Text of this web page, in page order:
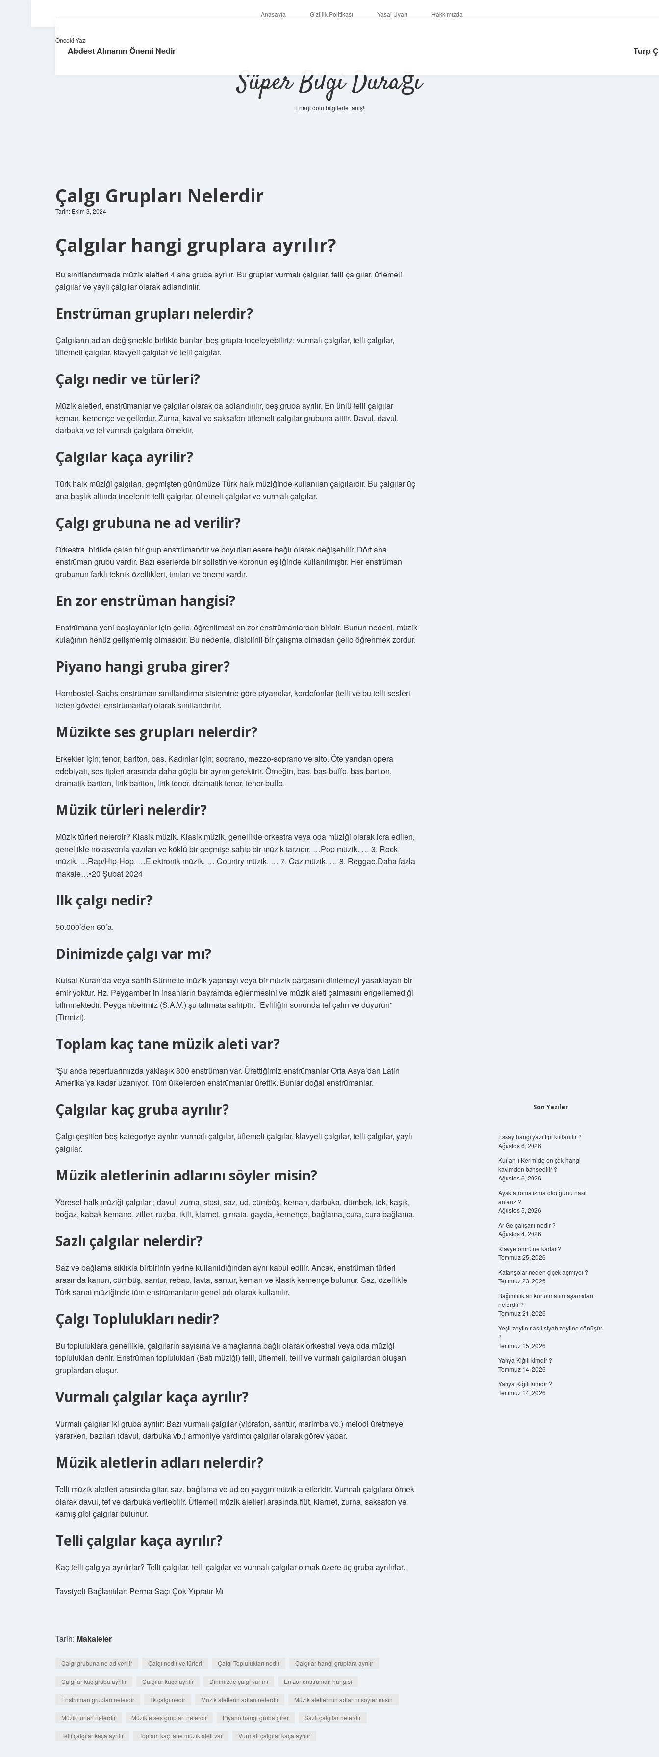
Anasayfa Gizlilik Politikası Yasal Uyarı Hakkımızda
Süper Bilgi Durağı
Enerji dolu bilgilerle tanış!
Çalgı Grupları Nelerdir
Tarih: Ekim 3, 2024
Çalgılar hangi gruplara ayrılır?
Bu sınıflandırmada müzik aletleri 4 ana gruba ayrılır. Bu gruplar vurmalı çalgılar, telli çalgılar, üflemeli
çalgılar ve yaylı çalgılar olarak adlandırılır.
Enstrüman grupları nelerdir?
Çalgıların adları değişmekle birlikte bunları beş grupta inceleyebiliriz: vurmalı çalgılar, telli çalgılar,
üflemeli çalgılar, klavyeli çalgılar ve telli çalgılar.
Çalgı nedir ve türleri?
Müzik aletleri, enstrümanlar ve çalgılar olarak da adlandırılır, beş gruba ayrılır. En ünlü telli çalgılar
keman, kemençe ve çellodur. Zurna, kaval ve saksafon üflemeli çalgılar grubuna aittir. Davul, davul,
darbuka ve tef vurmalı çalgılara örnektir.
Çalgılar kaça ayrilir?
Türk halk müziği çalgıları, geçmişten günümüze Türk halk müziğinde kullanılan çalgılardır. Bu çalgılar üç
ana başlık altında incelenir: telli çalgılar, üflemeli çalgılar ve vurmalı çalgılar.
Çalgı grubuna ne ad verilir?
Orkestra, birlikte çalan bir grup enstrümandır ve boyutları esere bağlı olarak değişebilir. Dört ana
enstrüman grubu vardır. Bazı eserlerde bir solistin ve koronun eşliğinde kullanılmıştır. Her enstrüman
grubunun farklı teknik özellikleri, tınıları ve önemi vardır.
En zor enstrüman hangisi?
Enstrümana yeni başlayanlar için çello, öğrenilmesi en zor enstrümanlardan biridir. Bunun nedeni, müzik
kulağının henüz gelişmemiş olmasıdır. Bu nedenle, disiplinli bir çalışma olmadan çello öğrenmek zordur.
Piyano hangi gruba girer?
Hornbostel-Sachs enstrüman sınıflandırma sistemine göre piyanolar, kordofonlar (telli ve bu telli sesleri
ileten gövdeli enstrümanlar) olarak sınıflandırılır.
Müzikte ses grupları nelerdir?
Erkekler için; tenor, bariton, bas. Kadınlar için; soprano, mezzo-soprano ve alto. Öte yandan opera
edebiyatı, ses tipleri arasında daha güçlü bir ayrım gerektirir. Örneğin, bas, bas-buffo, bas-bariton,
dramatik bariton, lirik bariton, lirik tenor, dramatik tenor, tenor-buffo.
Müzik türleri nelerdir?
Müzik türleri nelerdir? Klasik müzik. Klasik müzik, genellikle orkestra veya oda müziği olarak icra edilen,
genellikle notasyonla yazılan ve köklü bir geçmişe sahip bir müzik tarzıdır. …Pop müzik. … 3. Rock
müzik. …Rap/Hip-Hop. …Elektronik müzik. … Country müzik. … 7. Caz müzik. … 8. Reggae.Daha fazla
makale…•20 Şubat 2024
Ilk çalgı nedir?
50.000’den 60’a.
Dinimizde çalgı var mı?
Kutsal Kuran’da veya sahih Sünnette müzik yapmayı veya bir müzik parçasını dinlemeyi yasaklayan bir
emir yoktur. Hz. Peygamber’in insanların bayramda eğlenmesini ve müzik aleti çalmasını engellemediği
bilinmektedir. Peygamberimiz (S.A.V.) şu talimata sahiptir: “Evliliğin sonunda tef çalın ve duyurun”
(Tirmizi).
Toplam kaç tane müzik aleti var?
“Şu anda repertuarımızda yaklaşık 800 enstrüman var. Ürettiğimiz enstrümanlar Orta Asya’dan Latin
Amerika’ya kadar uzanıyor. Tüm ülkelerden enstrümanlar ürettik. Bunlar doğal enstrümanlar.
Çalgılar kaç gruba ayrılır?
Çalgı çeşitleri beş kategoriye ayrılır: vurmalı çalgılar, üflemeli çalgılar, klavyeli çalgılar, telli çalgılar, yaylı
çalgılar.
Müzik aletlerinin adlarını söyler misin?
Yöresel halk müziği çalgıları; davul, zurna, sipsi, saz, ud, cümbüş, keman, darbuka, dümbek, tek, kaşık,
boğaz, kabak kemane, ziller, ruzba, ikili, klarnet, gırnata, gayda, kemençe, bağlama, cura, cura bağlama.
Sazlı çalgılar nelerdir?
Saz ve bağlama sıklıkla birbirinin yerine kullanıldığından aynı kabul edilir. Ancak, enstrüman türleri
arasında kanun, cümbüş, santur, rebap, lavta, santur, keman ve klasik kemençe bulunur. Saz, özellikle
Türk sanat müziğinde tüm enstrümanların genel adı olarak kullanılır.
Çalgı Toplulukları nedir?
Bu topluluklara genellikle, çalgıların sayısına ve amaçlarına bağlı olarak orkestral veya oda müziği
toplulukları denir. Enstrüman toplulukları (Batı müziği) telli, üflemeli, telli ve vurmalı çalgılardan oluşan
gruplardan oluşur.
Vurmalı çalgılar kaça ayrılır?
Vurmalı çalgılar iki gruba ayrılır: Bazı vurmalı çalgılar (viprafon, santur, marimba vb.) melodi üretmeye
yararken, bazıları (davul, darbuka vb.) armoniye yardımcı çalgılar olarak görev yapar.
Müzik aletlerin adları nelerdir?
Telli müzik aletleri arasında gitar, saz, bağlama ve ud en yaygın müzik aletleridir. Vurmalı çalgılara örnek
olarak davul, tef ve darbuka verilebilir. Üflemeli müzik aletleri arasında flüt, klarnet, zurna, saksafon ve
kamış gibi çalgılar bulunur.
Telli çalgılar kaça ayrılır?
Kaç telli çalgıya ayrılırlar? Telli çalgılar, telli çalgılar ve vurmalı çalgılar olmak üzere üç gruba ayrılırlar.
Tavsiyeli Bağlantılar: Perma Saçı Çok Yıpratır Mı
Tarih: Makaleler
Çalgı grubuna ne ad verilir Çalgı nedir ve türleri Çalgı Toplulukları nedir Çalgılar hangi gruplara ayrılır
Çalgılar kaç gruba ayrılır Çalgılar kaça ayrilir Dinimizde çalgı var mı En zor enstrüman hangisi
Enstrüman grupları nelerdir Ilk çalgı nedir Müzik aletlerin adları nelerdir Müzik aletlerinin adlarını söyler misin
Müzik türleri nelerdir Müzikte ses grupları nelerdir Piyano hangi gruba girer Sazlı çalgılar nelerdir
Telli çalgılar kaça ayrılır Toplam kaç tane müzik aleti var Vurmalı çalgılar kaça ayrılır
Önceki Yazı
Abdest Almanın Önemi Nedir Turp
Son Yazılar
Essay hangi yazı tipi kullanılır ?
Ağustos 6, 2026
Kur’an-ı Kerim’de en çok hangi
kavimden bahsedilir ?
Ağustos 6, 2026
Ayakta romatizma olduğunu nasıl
anlarız ?
Ağustos 5, 2026
Ar-Ge çalışanı nedir ?
Ağustos 4, 2026
Klavye ömrü ne kadar ?
Temmuz 25, 2026
Kalanşolar neden çiçek açmıyor ?
Temmuz 23, 2026
Bağımlılıktan kurtulmanın aşamaları
nelerdir ?
Temmuz 21, 2026
Yeşil zeytin nasıl siyah zeytine dönüşür
?
Temmuz 15, 2026
Yahya Kiğılı kimdir ?
Temmuz 14, 2026
Yahya Kiğılı kimdir ?
Temmuz 14, 2026